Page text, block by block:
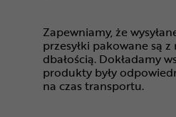
Zapewniamy, że
przesyłki pakowane są z
dbałością. Dokładamy
produkty były
na czas transportu.